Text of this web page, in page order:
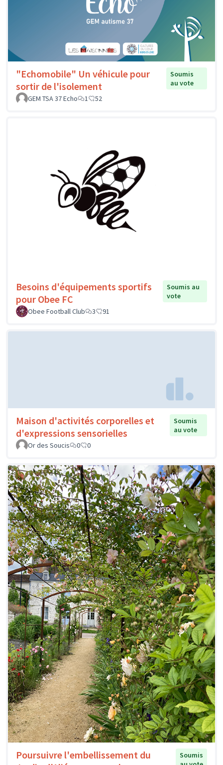
"Echomobile" Un véhicule pour
sortir de l'isolement
Soumis
au vote
GEM TSA 37 Echo
1 52
Besoins d'équipements sportifs
pour Obee FC
Soumis au
vote
Obee Football Club
3 91
Maison d'activités corporelles et
d'expressions sensorielles
Soumis
au vote
Or des Soucis
0 0
Poursuivre l'embellissement du
Soumis